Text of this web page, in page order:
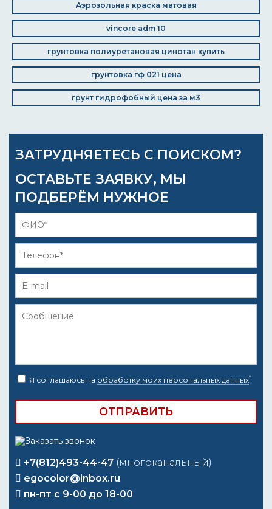
Аэрозольная краска матовая
vincore adm 10
грунтовка полиуретановая цинотан купить
грунтовка гф 021 цена
грунт гидрофобный цена за м3
ЗАТРУДНЯЕТЕСЬ С ПОИСКОМ?
ОСТАВЬТЕ ЗАЯВКУ, МЫ
ПОДБЕРЁМ НУЖНОЕ
Я соглашаюсь на обработку моих персональных данных*
+7(812)493-44-47 (многоканальный)
egocolor@inbox.ru
пн-пт с 9-00 до 18-00